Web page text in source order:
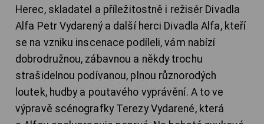
Herec, skladatel a příležitostně i režisér Divadla
Alfa Petr Vydarený a další herci Divadla Alfa, kteří
se na vzniku inscenace podíleli, vám nabízí
dobrodružnou, zábavnou a někdy trochu
strašidelnou podívanou, plnou různorodých
loutek, hudby a poutavého vyprávění. A to ve
výpravě scénografky Terezy Vydarené, která